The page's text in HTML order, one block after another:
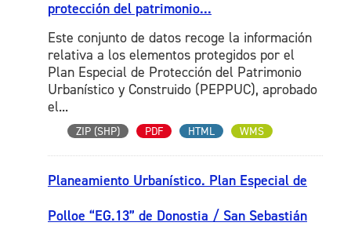
protección del patrimonio...
Este conjunto de datos recoge la información
relativa a los elementos protegidos por el
Plan Especial de Protección del Patrimonio
Urbanístico y Construido (PEPPUC), aprobado
el...
ZIP (SHP) PDF HTML WMS
Planeamiento Urbanístico. Plan Especial de
Polloe “EG.13” de Donostia / San Sebastián